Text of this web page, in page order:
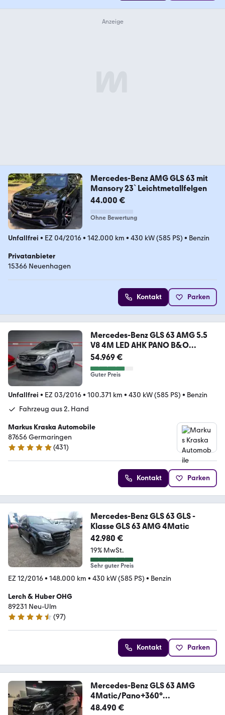
Mercedes-Benz AMG GLS 63 mit
Mansory 23` Leichtmetallfelgen
44.000 €
Ohne Bewertung
Unfallfrei • EZ 04/2016• 142.000 km • 430 kW (585 PS) • Benzin
Privatanbieter
15366 Neuenhagen
Kontakt Parken
Mercedes-Benz GLS 63 AMG 5.5
V8 4M LED AHK PANO B&O
MASSAGE TV
54.969 €
Guter Preis
Unfallfrei • EZ 03/2016• 100.371 km • 430 kW (585 PS) • Benzin
Fahrzeug aus 2. Hand
Markus Kraska Automobile
87656 Germaringen
4.9 Sterne
(431)
Kontakt Parken
Mercedes-Benz GLS 63 GLS -
Klasse GLS 63 AMG 4Matic
42.980 €
19% MwSt.
Sehr guter Preis
EZ 12/2016• 148.000 km • 430 kW (585 PS) • Benzin
Lerch & Huber OHG
89231 Neu-Ulm
4.3 Sterne
(97)
Kontakt Parken
Mercedes-Benz GLS 63 AMG
4Matic/Pano+360°
+Bang&Olufsen+Carbon
48.490 €